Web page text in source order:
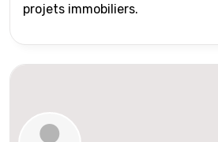
projets immobiliers.